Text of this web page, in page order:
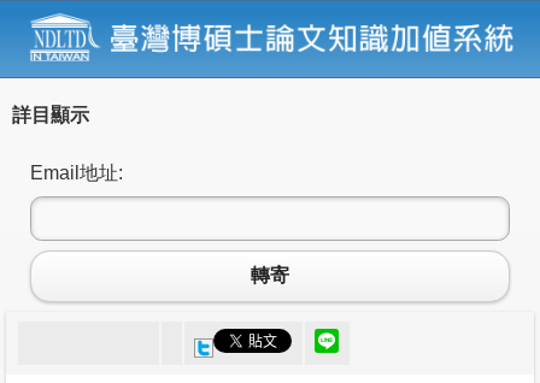
詳目顯示
Email地址:
轉寄